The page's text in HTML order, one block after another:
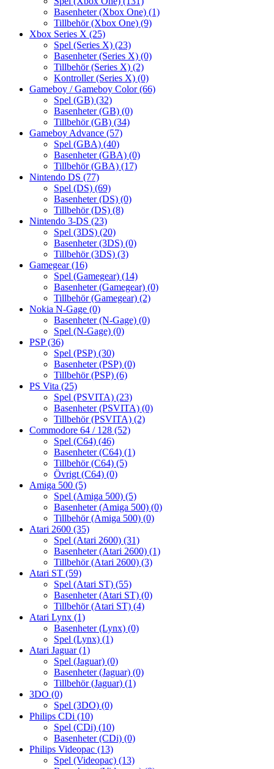
Basenheter (Xbox One) (1)
Tillbehör (Xbox One) (9)
Xbox Series X (25)
Spel (Series X) (23)
Basenheter (Series X) (0)
Tillbehör (Series X) (2)
Kontroller (Series X) (0)
Gameboy / Gameboy Color(66)
Spel (GB) (32)
Basenheter (GB) (0)
Tillbehör (GB) (34)
Gameboy Advance (57)
Spel (GBA) (40)
Basenheter (GBA) (0)
Tillbehör (GBA) (17)
Nintendo DS (77)
Spel (DS) (69)
Basenheter (DS) (0)
Tillbehör (DS) (8)
Nintendo 3-DS (23)
Spel (3DS) (20)
Basenheter (3DS) (0)
Tillbehör (3DS) (3)
Gamegear(16)
Spel (Gamegear) (14)
Basenheter (Gamegear) (0)
Tillbehör (Gamegear) (2)
Nokia N-Gage (0)
Basenheter (N-Gage) (0)
Spel (N-Gage) (0)
PSP(36)
Spel (PSP) (30)
Basenheter (PSP) (0)
Tillbehör (PSP) (6)
PS Vita (25)
Spel (PSVITA) (23)
Basenheter (PSVITA) (0)
Tillbehör (PSVITA) (2)
Commodore 64 / 128 (52)
Spel (C64) (46)
Basenheter (C64) (1)
Tillbehör (C64) (5)
Övrigt (C64) (0)
Amiga 500 (5)
Spel (Amiga 500) (5)
Basenheter (Amiga 500) (0)
Tillbehör (Amiga 500) (0)
Atari 2600 (35)
Spel (Atari 2600) (31)
Basenheter (Atari 2600) (1)
Tillbehör (Atari 2600) (3)
Atari ST (59)
Spel (Atari ST) (55)
Basenheter (Atari ST) (0)
Tillbehör (Atari ST) (4)
Atari Lynx (1)
Basenheter (Lynx) (0)
Spel (Lynx) (1)
Atari Jaguar(1)
Spel (Jaguar) (0)
Basenheter (Jaguar) (0)
Tillbehör (Jaguar) (1)
3DO (0)
Spel (3DO) (0)
Philips CDi (10)
Spel (CDi) (10)
Basenheter (CDi) (0)
Philips Videopac (13)
Spel (Videopac) (13)